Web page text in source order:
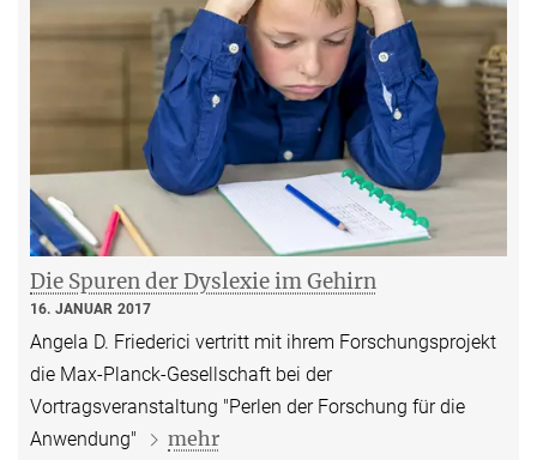
Die Spuren der Dyslexie im Gehirn
16. JANUAR 2017
Angela D. Friederici vertritt mit ihrem Forschungsprojekt
die Max-Planck-Gesellschaft bei der
Vortragsveranstaltung "Perlen der Forschung für die
Anwendung"
mehr